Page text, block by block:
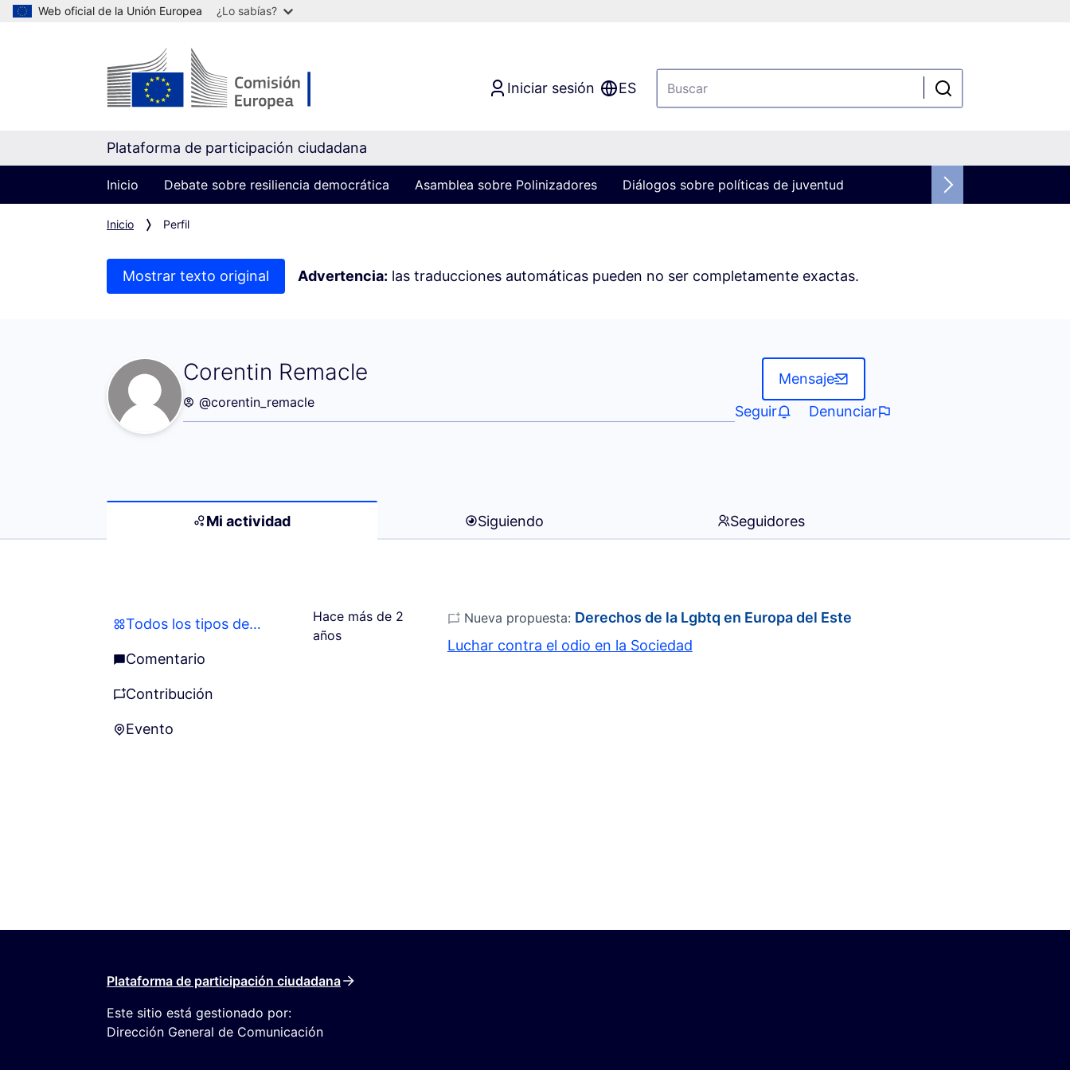
Web oficial de la Unión Europea ¿Lo sabías?
Iniciar sesión ES
Plataforma de participación ciudadana
Inicio Debate sobre resiliencia democrática Asamblea sobre Polinizadores Diálogos sobre políticas de juventud
Inicio Perfil
Mostrar texto original Advertencia: las traducciones automáticas pueden no ser completamente exactas.
Corentin Remacle
Mi actividad (Corentin Remacle)
@corentin_remacle
Mensaje
Seguir
Denunciar
Mi actividad Siguiendo Seguidores
Todos los tipos de actividades
Todos los tipos de actividades
Comentario
Comentario
Contribución
Contribución
Evento
Evento
Hace más de 2
años
Nueva propuesta: Derechos de la Lgbtq en Europa del Este
Luchar contra el odio en la Sociedad
Plataforma de participación ciudadana
Este sitio está gestionado por:
Dirección General de Comunicación